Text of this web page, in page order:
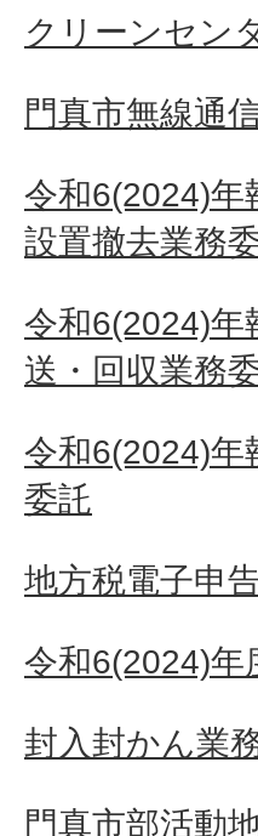
クリーンセン
門真市無線通
令和6(2024)年
設置撤去業務
令和6(2024)年
送・回収業務
令和6(2024)年
委託
地方税電子申
令和6(2024)年
封入封かん業
門真市部活動